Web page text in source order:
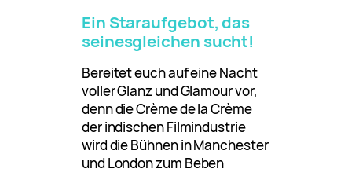
Ein Staraufgebot, das
seinesgleichen sucht!
Bereitet euch auf eine Nacht
voller Glanz und Glamour vor,
denn die Crème de la Crème
der indischen Filmindustrie
wird die Bühnen in Manchester
und London zum Beben